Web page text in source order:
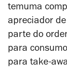
temuma
apreciador
parte do
para
para take-